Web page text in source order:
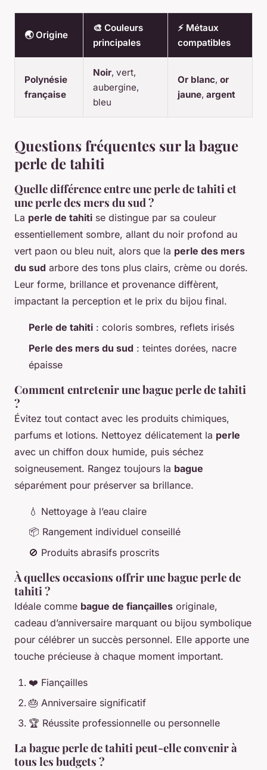
🌏 Origine
🎨 Couleurs
principales
⚡ Métaux
compatibles
Polynésie
française
Noir, vert,
aubergine,
bleu
Or blanc, or
jaune, argent
Questions fréquentes sur la bague
perle de tahiti
Quelle différence entre une perle de tahiti et
une perle des mers du sud ?
La perle de tahiti se distingue par sa couleur
essentiellement sombre, allant du noir profond au
vert paon ou bleu nuit, alors que la perle des mers
du sud arbore des tons plus clairs, crème ou dorés.
Leur forme, brillance et provenance diffèrent,
impactant la perception et le prix du bijou final.
Perle de tahiti : coloris sombres, reflets irisés
Perle des mers du sud : teintes dorées, nacre
épaisse
Comment entretenir une bague perle de tahiti
?
Évitez tout contact avec les produits chimiques,
parfums et lotions. Nettoyez délicatement la perle
avec un chiffon doux humide, puis séchez
soigneusement. Rangez toujours la bague
séparément pour préserver sa brillance.
💧 Nettoyage à l’eau claire
📦 Rangement individuel conseillé
🚫 Produits abrasifs proscrits
À quelles occasions offrir une bague perle de
tahiti ?
Idéale comme bague de fiançailles originale,
cadeau d’anniversaire marquant ou bijou symbolique
pour célébrer un succès personnel. Elle apporte une
touche précieuse à chaque moment important.
❤️ Fiançailles
🎂 Anniversaire significatif
🏆 Réussite professionnelle ou personnelle
La bague perle de tahiti peut-elle convenir à
tous les budgets ?